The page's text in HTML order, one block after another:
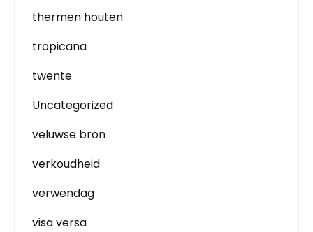
thermen houten
tropicana
twente
Uncategorized
veluwse bron
verkoudheid
verwendag
visa versa